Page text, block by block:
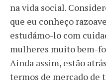
na vida social.
que eu conheço
estudámo-lo com
mulheres muito bem-
Ainda assim, estão
termos de mercado de